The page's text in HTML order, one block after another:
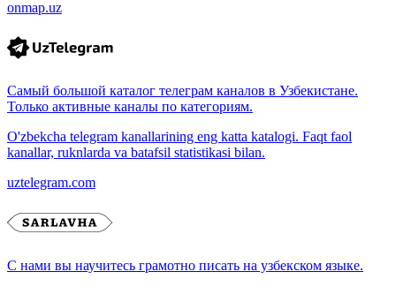
onmap.uz
Самый большой каталог телеграм каналов в Узбекистане.
Только активные каналы по категориям.
O'zbekcha telegram kanallarining eng katta katalogi. Faqt faol
kanallar, ruknlarda va batafsil statistikasi bilan.
uztelegram.com
С нами вы научитесь грамотно писать на узбекском языке.